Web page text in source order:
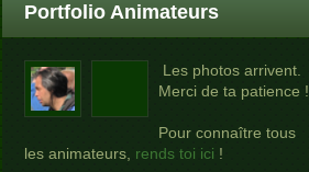
Portfolio Animateurs
Les photos arrivent.
Merci de ta patience !
Pour connaître tous
les animateurs, rends toi ici !